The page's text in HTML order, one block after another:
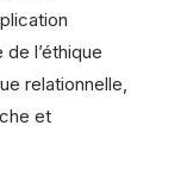
l’éthique
relationnelle,
et